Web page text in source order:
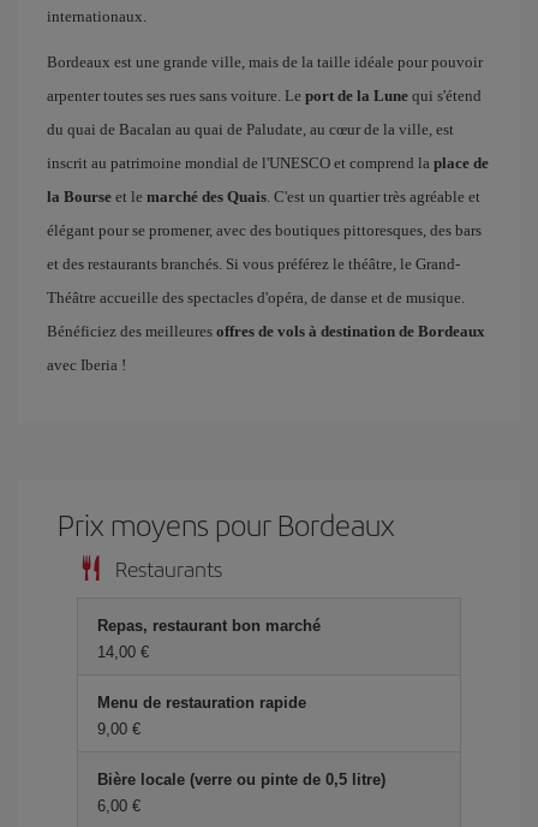
internationaux.
Bordeaux est une grande ville, mais de la taille idéale pour pouvoir
arpenter toutes ses rues sans voiture. Le port de la Lune qui s'étend
du quai de Bacalan au quai de Paludate, au cœur de la ville, est
inscrit au patrimoine mondial de l'UNESCO et comprend la place de
la Bourse et le marché des Quais . C'est un quartier très agréable et
élégant pour se promener, avec des boutiques pittoresques, des bars
et des restaurants branchés. Si vous préférez le théâtre, le Grand-
Théâtre accueille des spectacles d'opéra, de danse et de musique.
Bénéficiez des meilleures offres de vols à destination de Bordeaux
avec Iberia !
Prix ​​moyens pour Bordeaux
Restaurants
Repas, restaurant bon marché
14,00 €
Menu de restauration rapide
9,00 €
Bière locale (verre ou pinte de 0,5 litre)
6,00 €